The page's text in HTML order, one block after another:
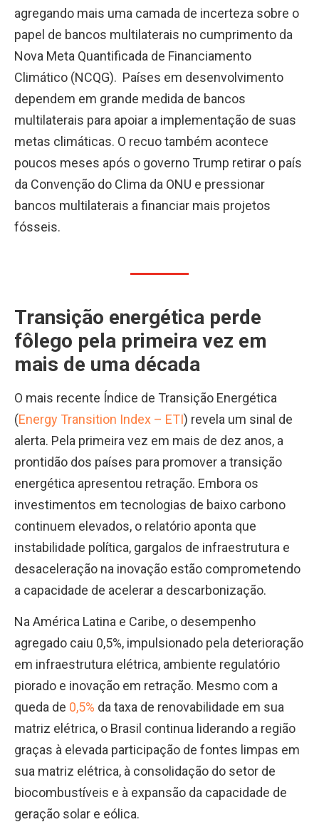
agregando mais uma camada de incerteza sobre o
papel de bancos multilaterais no cumprimento da
Nova Meta Quantificada de Financiamento
Climático (NCQG). Países em desenvolvimento
dependem em grande medida de bancos
multilaterais para apoiar a implementação de suas
metas climáticas. O recuo também acontece
poucos meses após o governo Trump retirar o país
da Convenção do Clima da ONU e pressionar
bancos multilaterais a financiar mais projetos
fósseis.
Transição energética perde
fôlego pela primeira vez em
mais de uma década
O mais recente Índice de Transição Energética
(Energy Transition Index – ETI) revela um sinal de
alerta. Pela primeira vez em mais de dez anos, a
prontidão dos países para promover a transição
energética apresentou retração. Embora os
investimentos em tecnologias de baixo carbono
continuem elevados, o relatório aponta que
instabilidade política, gargalos de infraestrutura e
desaceleração na inovação estão comprometendo
a capacidade de acelerar a descarbonização.
Na América Latina e Caribe, o desempenho
agregado caiu 0,5%, impulsionado pela deterioração
em infraestrutura elétrica, ambiente regulatório
piorado e inovação em retração. Mesmo com a
queda de 0,5% da taxa de renovabilidade em sua
matriz elétrica, o Brasil continua liderando a região
graças à elevada participação de fontes limpas em
sua matriz elétrica, à consolidação do setor de
biocombustíveis e à expansão da capacidade de
geração solar e eólica.